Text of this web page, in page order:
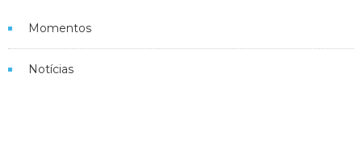
Momentos
Notícias